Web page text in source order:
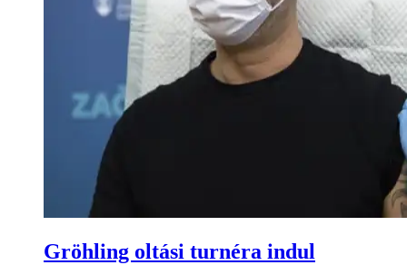
Gröhling oltási turnéra indul